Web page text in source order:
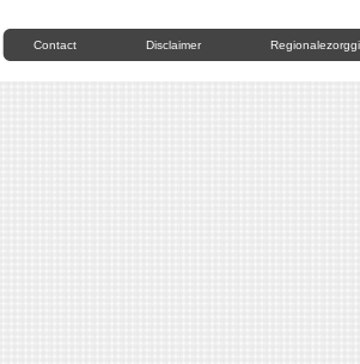
Contact Disclaimer